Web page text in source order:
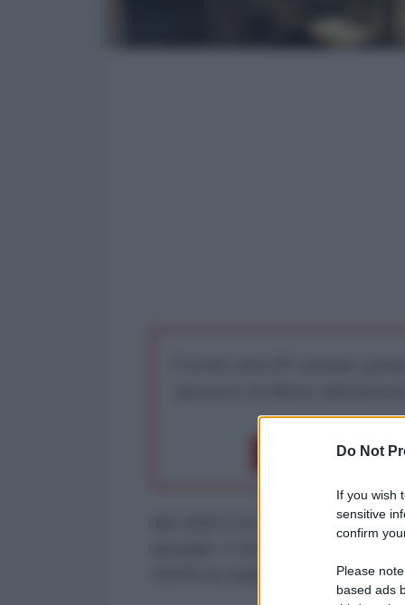
Do Not
If you wish
sensitive
confirm
Please
based ads
Nel 2020 il 62,6% della
34,6% su supporto cartaceo.